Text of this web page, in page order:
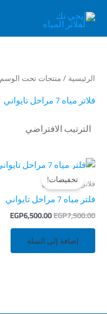
إلى
المحتوى
الرئيسية / منتجات تحت الوسم “فلاتر
فلاتر مياه 7 مراحل تايواني
تخفيضات!فلاتر مياه 7 مراحل
فلتر مياه 7 مراحل تايواني
EGP7,500.00
السعر
الأصلي
هو:
EGP7,500.00.
EGP6,500.00
إضافة إلى السلة